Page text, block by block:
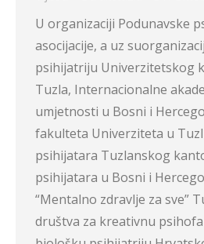
U organizaciji Podunavske
asocijacije, a uz
psihijatriju Univerzitetskog
Tuzla, Internacionalne
umjetnosti u Bosni i
fakulteta Univerziteta u
psihijatara Tuzlanskog
psihijatara u Bosni i
“Mentalno zdravlje za sve”
društva za kreativnu